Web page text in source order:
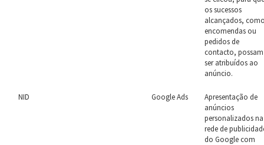
os sucessos
alcançados,
encomendas ou
pedidos de
contacto, possam
ser atribuídos ao
anúncio.
NID Google Ads
Apresentação de
anúncios
personalizados na
rede de
do Google com